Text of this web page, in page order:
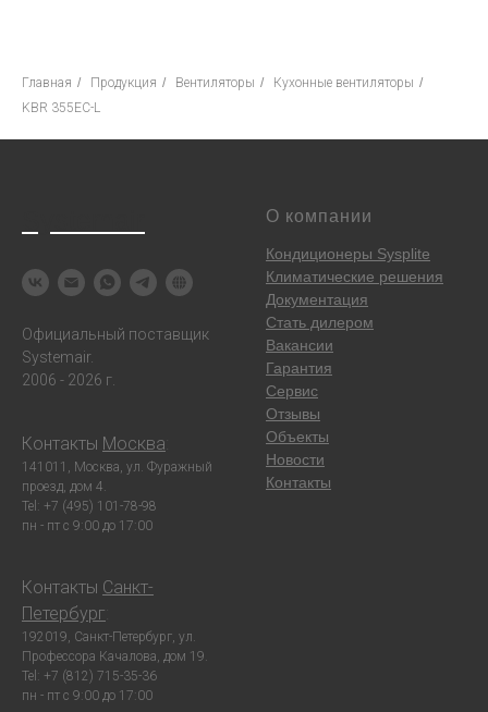
Главная / Продукция / Вентиляторы / Кухонные вентиляторы /
KBR 355EC-L
Официальный поставщик
Systemair.
2006 - 2026 г.
Контакты Москва
141011, Москва, ул. Фуражный
проезд, дом 4.
Tel: +7 (495) 101-78-98
пн - пт с 9:00 до 17:00
Контакты Санкт-
Петербург
192019, Санкт-Петербург, ул.
Профессора Качалова, дом 19.
Tel: +7 (812) 715-35-36
пн - пт с 9:00 до 17:00
О компании
Кондиционеры Sysplite
Климатические решения
Документация
Стать дилером
Вакансии
Гарантия
Сервис
Отзывы
Объекты
Новости
Контакты